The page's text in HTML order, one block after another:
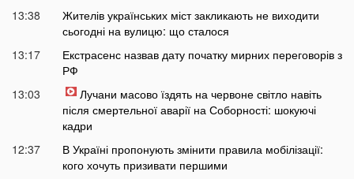
13:38
Жителів українських міст закликають не виходити
сьогодні на вулицю: що сталося
13:17
Екстрасенс назвав дату початку мирних переговорів з
РФ
13:03
Лучани масово їздять на червоне світло навіть
після смертельної аварії на Соборності: шокуючі
кадри
12:37
В Україні пропонують змінити правила мобілізації:
кого хочуть призивати першими